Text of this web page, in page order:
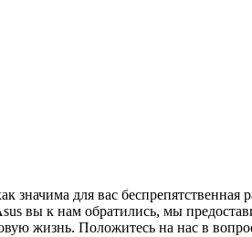
для вас беспрепятственная
вы к нам обратились, мы
жизнь. Положитесь на нас в